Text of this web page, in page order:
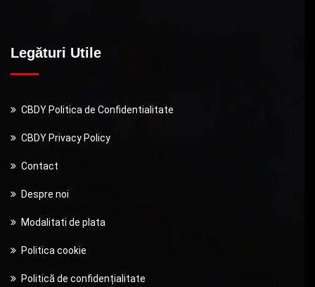
Legături Utile
CBDY Politica de Confidentialitate
CBDY Privacy Policy
Contact
Despre noi
Modalitati de plata
Politica cookie
Politică de confidențialitate